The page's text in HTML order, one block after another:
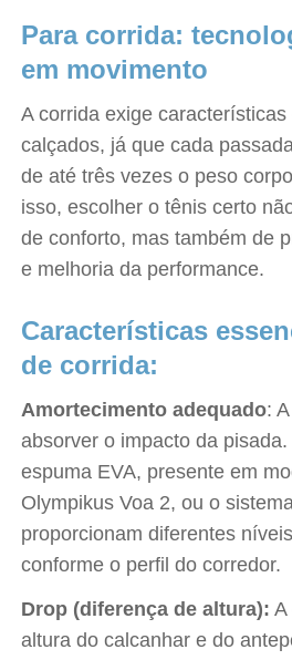
Para corrida:
em movimento
A corrida exige
calçados, já que cada
de até três vezes o peso
isso, escolher o tênis certo
de conforto, mas também de
e melhoria da performance.
Características
de corrida:
Amortecimento adequado:
absorver o impacto da
espuma EVA, presente em
Olympikus Voa 2, ou o
proporcionam diferentes
conforme o perfil do corredor.
Drop (diferença de altura): A
altura do calcanhar e do